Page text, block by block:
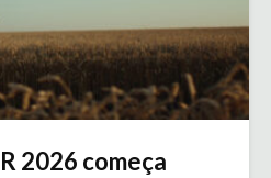
2026 começa